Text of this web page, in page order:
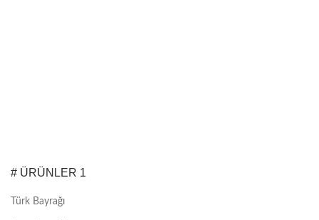
# ÜRÜNLER 1
Türk Bayrağı